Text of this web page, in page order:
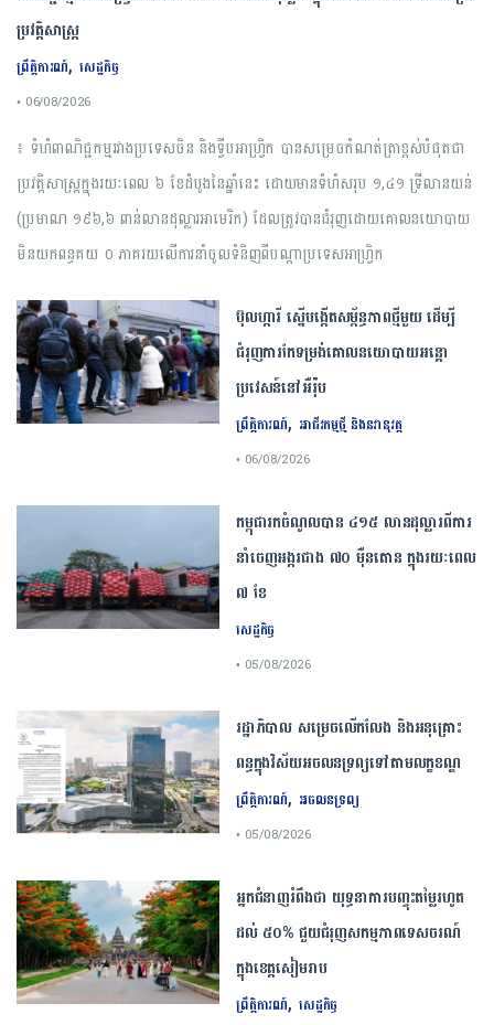
ប្រវត្តិសាស្ត្រ​
ព្រឹត្តិការណ៍, សេដ្ឋកិច្ច
• 06/08/2026
​៖​ ​ទំហំ​ពាណិជ្ជកម្ម​រវាង​ប្រទេស​ចិន​ ​និង​ទ្វីប​អាហ្វ្រិក ​បាន​សម្រេច​កំណត់​ត្រា​ខ្ពស់​បំផុត​ជា​
ប្រវត្តិសាស្ត្រ​ក្នុង​រយៈពេល​ ​៦​ ​ខែ​ដំបូង​នៃ​ឆ្នាំ​នេះ​ ​ដោយ​មាន​ទំហំ​សរុប ​១,៤១​ ​ទ្រីលាន​យន់ ​
(​ប្រមាណ​ ​១៩៦,៦​ ​ពាន់​លាន​ដុល្លារ​អាមេរិក​) ​ដែល​ត្រូវបាន​ជំរុញ​ដោយ​គោលនយោបាយ​
មិន​យក​ពន្ធ​គយ​ ​០​ ​ភាគរយ​លើ​ការ​នាំចូល​ទំនិញ​ពី​បណ្តា​ប្រទេស​អាហ្វ្រិក
ប៊ុល​ហ្ការី ​ស្នើ​បង្កើត​សម្ព័ន្ធភាព​ថ្មី​មួយ ​ដើម្បី​
ជំរុញ​ការ​កែទម្រង់​គោលនយោបាយ​អន្តោ
ប្រវេសន៍​នៅអឺរ៉ុប​
ព្រឹត្តិការណ៍, អាជីវកម្មថ្មី និងនវានុវត្ត
• 06/08/2026
កម្ពុជារកចំណូលបាន ៤១៥ លានដុល្លារពីការ
នាំចេញអង្ករជាង ៧០ ម៉ឺនតោន ក្នុងរយៈពេល
៧ ខែ
សេដ្ឋកិច្ច
• 05/08/2026
រដ្ឋាភិបាល សម្រេច​លើកលែង និងអនុគ្រោះ
ពន្ធក្នុងវិស័យអចលនទ្រព្យ​ទៅតាមលក្ខខណ្ឌ
ព្រឹត្តិការណ៍, អចលនទ្រព្យ
• 05/08/2026
អ្នកជំនាញ​រំពឹង​ថា​ ​យុទ្ធនាការ​បញ្ចុះ​តម្លៃ​រហូត
ដល់​ ​៥០​% ​ជួយ​ជំរុញ​សកម្មភាព​ទេសចរណ៍​
ក្នុង​ខេត្ត​សៀមរាប​
ព្រឹត្តិការណ៍, សេដ្ឋកិច្ច